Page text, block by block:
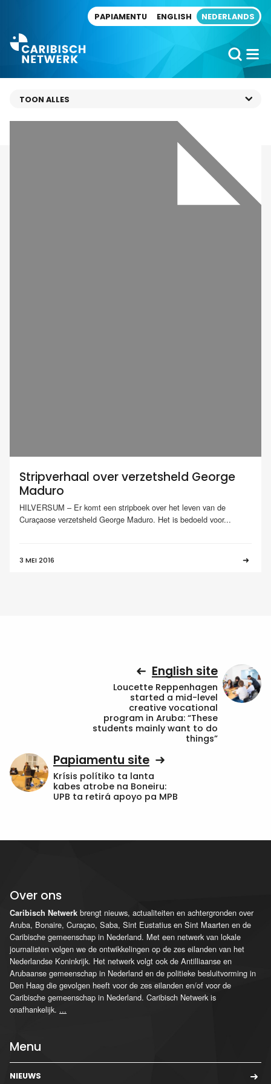
PAPIAMENTU ENGLISH NEDERLANDS
Stripverhaal over verzetsheld George
Maduro
HILVERSUM – Er komt een stripboek over het leven van de
Curaçaose verzetsheld George Maduro. Het is bedoeld voor...
3 MEI 2016
English site
Loucette Reppenhagen
started a mid-level
creative vocational
program in Aruba: “These
students mainly want to do
things”
Papiamentu site
Krísis polítiko ta lanta
kabes atrobe na Boneiru:
UPB ta retirá apoyo pa MPB
Over ons
Caribisch Netwerk brengt nieuws, actualiteiten en achtergronden over
Aruba, Bonaire, Curaçao, Saba, Sint Eustatius en Sint Maarten en de
Caribische gemeenschap in Nederland. Met een netwerk van lokale
journalisten volgen we de ontwikkelingen op de zes eilanden van het
Nederlandse Koninkrijk. Het netwerk volgt ook de Antilliaanse en
Arubaanse gemeenschap in Nederland en de politieke besluitvorming in
Den Haag die gevolgen heeft voor de zes eilanden en/of voor de
Caribische gemeenschap in Nederland. Caribisch Netwerk is
onafhankelijk. ...
Menu
NIEUWS